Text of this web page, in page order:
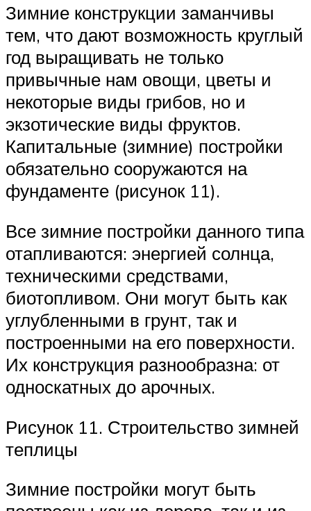
Зимние конструкции заманчивы
тем, что дают возможность круглый
год выращивать не только
привычные нам овощи, цветы и
некоторые виды грибов, но и
экзотические виды фруктов.
Капитальные (зимние) постройки
обязательно сооружаются на
фундаменте (рисунок 11).
Все зимние постройки данного типа
отапливаются: энергией солнца,
техническими средствами,
биотопливом. Они могут быть как
углубленными в грунт, так и
построенными на его поверхности.
Их конструкция разнообразна: от
односкатных до арочных.
Рисунок 11. Строительство зимней
теплицы
Зимние постройки могут быть